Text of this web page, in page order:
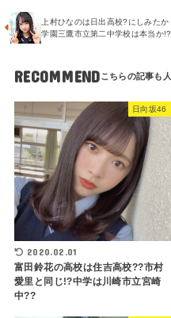
上村ひなのは日出高校?にしみたか
学園三鷹市立第二中学校は本当か!?
RECOMMEND
日向坂46
2020.02.01
富田鈴花の高校は住吉高校??市村
愛里と同じ!?中学は川崎市立宮崎
中??